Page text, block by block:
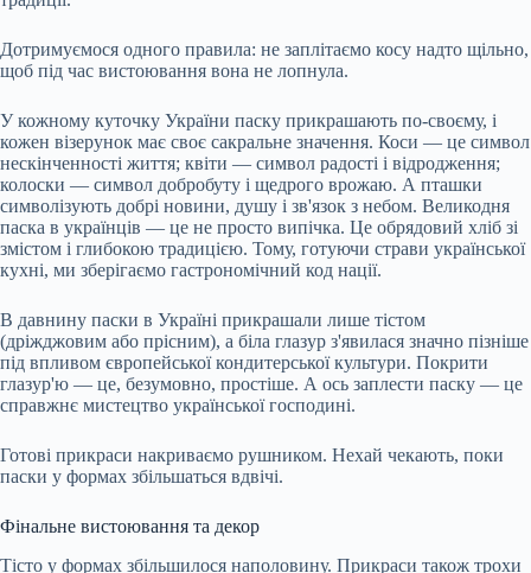
Дотримуємося одного правила: не заплітаємо косу надто щільно,
щоб під час вистоювання вона не лопнула.
У кожному куточку України паску прикрашають по-своєму, і
кожен візерунок має своє сакральне значення. Коси — це символ
нескінченності життя; квіти — символ радості і відродження;
колоски — символ добробуту і щедрого врожаю. А пташки
символізують добрі новини, душу і зв'язок з небом. Великодня
паска в українців — це не просто випічка. Це обрядовий хліб зі
змістом і глибокою традицією. Тому, готуючи страви української
кухні, ми зберігаємо гастрономічний код нації.
В давнину паски в Україні прикрашали лише тістом
(дріжджовим або прісним), а біла глазур з'явилася значно пізніше
під впливом європейської кондитерської культури. Покрити
глазур'ю — це, безумовно, простіше. А ось заплести паску — це
справжнє мистецтво української господині.
Готові прикраси накриваємо рушником. Нехай чекають, поки
паски у формах збільшаться вдвічі.
Фінальне вистоювання та декор
Тісто у формах збільшилося наполовину. Прикраси також трохи